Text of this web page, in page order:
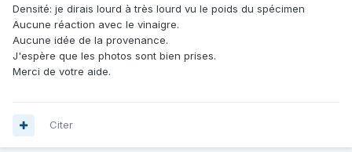
Densité: je dirais lourd à très lourd vu le poids du spécimen
Aucune réaction avec le vinaigre.
Aucune idée de la provenance.
J'espère que les photos sont bien prises.
Merci de votre aide.
Citer